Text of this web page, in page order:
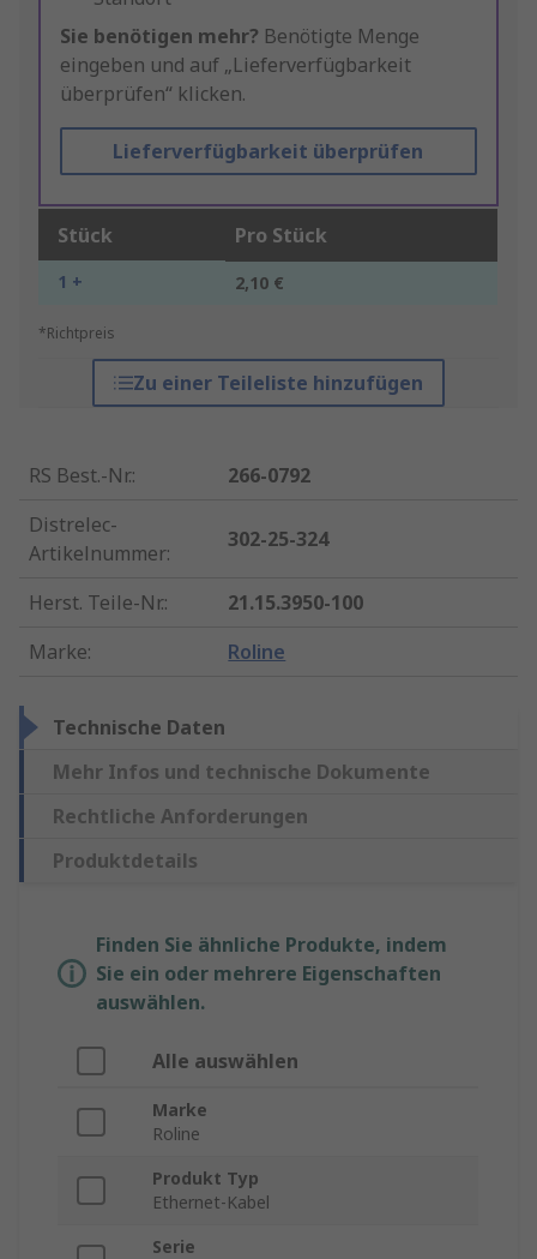
Sie benötigen mehr? Benötigte Menge
eingeben und auf „Lieferverfügbarkeit
überprüfen“ klicken.
Lieferverfügbarkeit überprüfen
Stück Pro Stück
1 + 2,10 €
*Richtpreis
Zu einer Teileliste hinzufügen
RS Best.-Nr.:
266-0792
Distrelec-
Artikelnummer:
302-25-324
Herst. Teile-Nr.:
21.15.3950-100
Marke: Roline
Technische Daten
Mehr Infos und technische Dokumente
Rechtliche Anforderungen
Produktdetails
Finden Sie ähnliche Produkte, indem
Sie ein oder mehrere Eigenschaften
auswählen.
Alle auswählen
Marke
Roline
Produkt Typ
Ethernet-Kabel
Serie